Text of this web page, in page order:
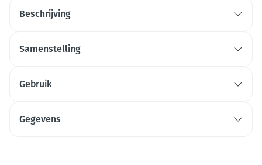
Beschrijving
Samenstelling
Gebruik
Gegevens